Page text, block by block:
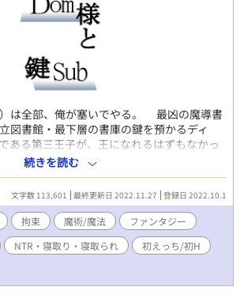
は全部、俺が塞いでやる。 最凶の魔導書
図書館・最下層の書庫の鍵を預かるディ
る第三王子が、王になれるはずもなかっ
ってから、もう１ヵ月も会えない日々が続
らめきれない第一王子は、魔導書を奪お
た―― 本編、完結いたしました。 第１
。 第２章、３章、最弱王子だった頃の王
初えっち。 最終章は、王立図書館最下層
開。えっちな話は＃を付けたよ。 えっち
結いたしました。凌辱輪姦堕ち。ぽっちゃ
。ドＳなＤｏｍ×処女令嬢Ｓｕｂ。 Ｄｏ
魔術。 Ｄｏｍ/Ｓｕｂを読んだことがな
続きを読む
文字数 113,601 最終更新日 2022.11.27 登録日 2022.10.1
拘束 魔術/魔法
ファンタジー
NTR・寝取り・寝取られ
初えっち/初H